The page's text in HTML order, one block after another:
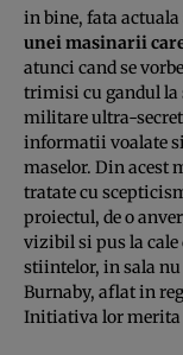
in bine, fata
unei masinarii
atunci cand se
trimisi cu gandul
militare ultra-
informatii voalate
maselor. Din acest
tratate cu
proiectul, de o
vizibil si pus la
stiintelor, in sala
Burnaby, aflat in
Initiativa lor